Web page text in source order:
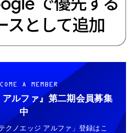
A MEMBER
ルファ』 第二期会員募集
中
クノエッジ アルファ」登録はこ